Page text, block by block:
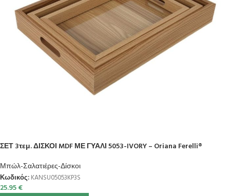
ΣΕΤ 3τεμ. ΔΙΣΚΟΙ MDF ΜΕ ΓΥΑΛΙ 5053-IVORY – Oriana Ferelli®
Μπώλ-Σαλατιέρες-Δίσκοι
Κωδικός: KANSU05053KP3S
25.95€